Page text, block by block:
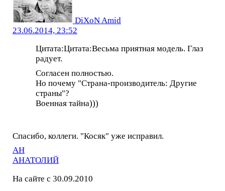
DiXoN Amid
23.06.2014, 23:52
Цитата:Цитата:Весьма приятная модель. Глаз
радует.
Согласен полностью.
Но почему "Страна-производитель: Другие
страны"?
Военная тайна)))
Спасибо, коллеги. "Косяк" уже исправил.
АН
АНАТОЛИЙ
На сайте с 30.09.2010